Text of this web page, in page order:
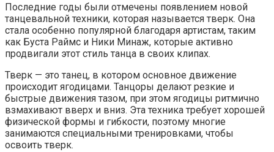
Последние годы были отмечены появлением новой
танцевальной техники, которая называется тверк. Она
стала особенно популярной благодаря артистам, таким
как Буста Раймс и Ники Минаж, которые активно
продвигали этот стиль танца в своих клипах.
Тверк — это танец, в котором основное движение
происходит ягодицами. Танцоры делают резкие и
быстрые движения тазом, при этом ягодицы ритмично
взмахивают вверх и вниз. Эта техника требует хорошей
физической формы и гибкости, поэтому многие
занимаются специальными тренировками, чтобы
освоить тверк.